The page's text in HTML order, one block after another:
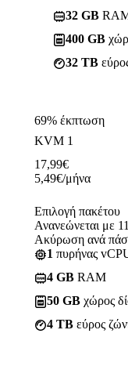
32 GB
400 GB
32 TB
69% έκπτωση
KVM 1
17,99€
5,49€/μήνα
Επιλογή πακέτου
Ανανεώνεται με
Ακύρωση ανά
1 πυρήνας
4 GB RAM
50 GB χώρος
4 TB εύρος